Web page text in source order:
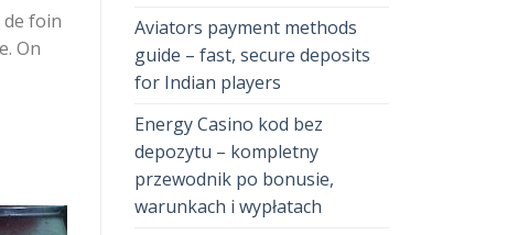
foin
On
Aviators payment methods
guide – fast, secure deposits
for Indian players
Energy Casino kod bez
depozytu – kompletny
przewodnik po bonusie,
warunkach i wypłatach